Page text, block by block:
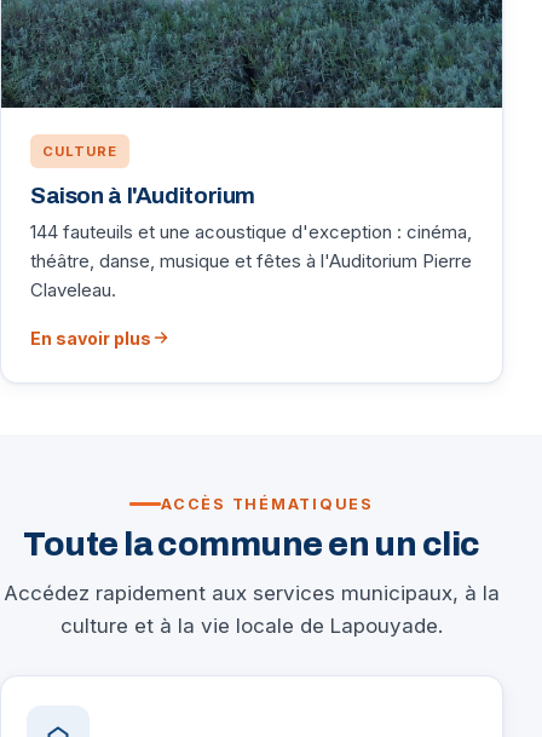
CULTURE
Saison à l'Auditorium
144 fauteuils et une acoustique d'exception : cinéma,
théâtre, danse, musique et fêtes à l'Auditorium Pierre
Claveleau.
En savoir plus
ACCÈS THÉMATIQUES
Toute la commune en un clic
Accédez rapidement aux services municipaux, à la
culture et à la vie locale de Lapouyade.